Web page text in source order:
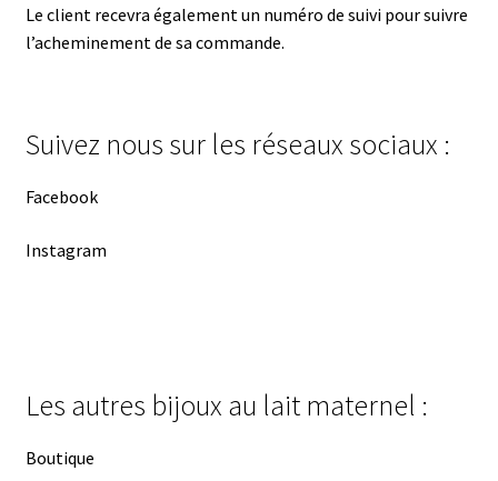
Le client recevra également un numéro de suivi pour suivre
l’acheminement de sa commande.
Suivez nous sur les réseaux sociaux :
Facebook
Instagram
Les autres bijoux au lait maternel :
Boutique